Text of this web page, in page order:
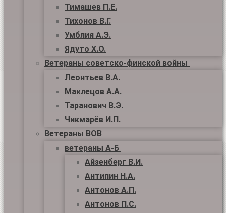
Тимашев П.Е.
Тихонов В.Г.
Умблия А.Э.
Ядуто Х.О.
Ветераны советско-финской войны
Леонтьев В.А.
Маклецов А.А.
Таранович В.Э.
Чикмарёв И.П.
Ветераны ВОВ
ветераны А-Б
Айзенберг В.И.
Антипин Н.А.
Антонов А.П.
Антонов П.С.